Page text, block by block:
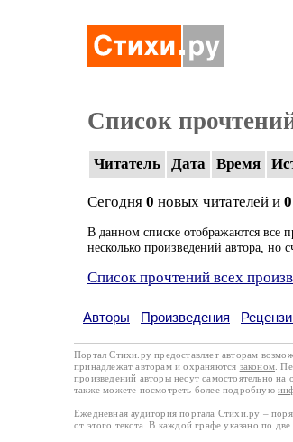
Список
Читатель Дата Время
Сегодня 0 новых читателей и 0
В данном списке отображаются все
несколько произведений автора, но
Список прочтений всех
Авторы Произведения
Портал Стихи.ру предоставляет авторам
принадлежат авторам и охраняются законом .
произведений авторы несут самостоятельно на
также можете посмотреть более подробную
Ежедневная аудитория портала Стихи.ру –
от этого текста. В каждой графе указано по